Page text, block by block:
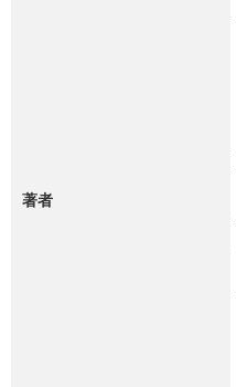
著者